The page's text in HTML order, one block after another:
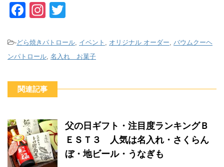
F
c
e
o
k
In
a
gr
m
tt
er
-どら焼きパトロール イベント オリジナル オーダー バウムクーヘ
ンパトロール 名入れ お菓子
関連記事
父の日ギフト・注目度ランキングＢ
ＥＳＴ３ 人気は名入れ・さくらん
ぼ・地ビール・うなぎも